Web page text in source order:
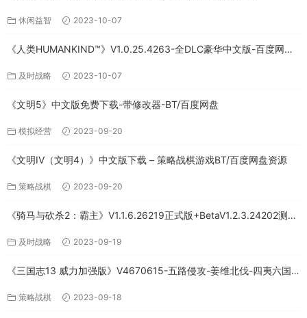
休闲益智 2023-10-07
《人类HUMANKIND™》V1.0.25.4263-全DLC豪华中文版-百度网盘
及时战略 2023-10-07
《文明5》中文版免费下载-带修改器-BT/百度网盘
模拟经营 2023-09-20
《文明IV（文明4）》中文版下载 – 策略战棋游戏BT/百度网盘资源
策略战棋 2023-09-20
《骑马与砍杀2：霸主》V1.1.6.26219正式版+BetaV1.2.3.24202测试
及时战略 2023-09-19
《三国志13 威力加强版》V4670615-五路侵攻-姜维北伐-四夷六国
策略战棋 2023-09-18